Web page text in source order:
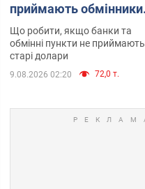
приймають обмінники
та банки такі купюри
Що робити, якщо банки та
обмінні пункти не приймають
старі долари
9.08.2026 02:20 72,0 т.